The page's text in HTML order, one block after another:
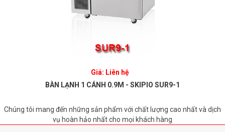
Giá: Liên hệ
BÀN LẠNH 1 CÁNH 0.9M - SKIPIO SUR9-1
Chúng tôi mang đến những sản phẩm với chất lượng cao nhất và dịch
vụ hoàn hảo nhất cho mọi khách hàng